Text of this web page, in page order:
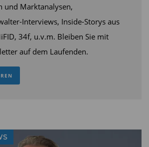
und Marktanalysen,
Interviews, Inside-Storys aus
34f, u.v.m. Bleiben Sie mit
auf dem Laufenden.